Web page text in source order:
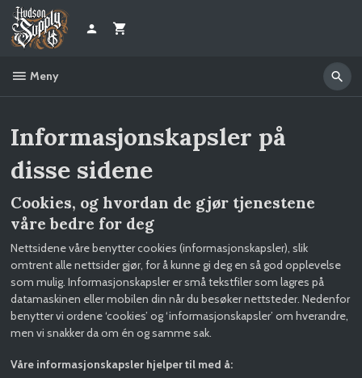
innholdet
Meny
Informasjonskapsler på
disse sidene
Cookies, og hvordan de gjør tjenestene
våre bedre for deg
Nettsidene våre benytter cookies (informasjonskapsler), slik
omtrent alle nettsider gjør, for å kunne gi deg en så god opplevelse
som mulig. Informasjonskapsler er små tekstfiler som lagres på
datamaskinen eller mobilen din når du besøker nettsteder. Nedenfor
benytter vi ordene ‘cookies’ og ‘informasjonskapsler’ om hverandre,
men vi snakker da om én og samme sak.
Våre informasjonskapsler hjelper til med å: